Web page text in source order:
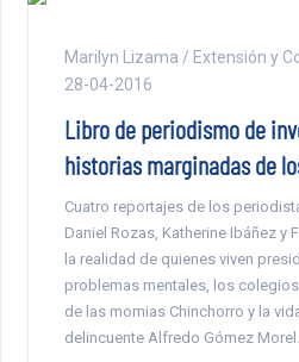
Marilyn Lizama / Extensión y
28-04-2016
Libro de periodismo de
historias marginadas de
Cuatro reportajes de los
Daniel Rozas, Katherine Ibáñez y
la realidad de quienes viven
problemas mentales, los
de las momias Chinchorro y la
delincuente Alfredo Gómez Morel.